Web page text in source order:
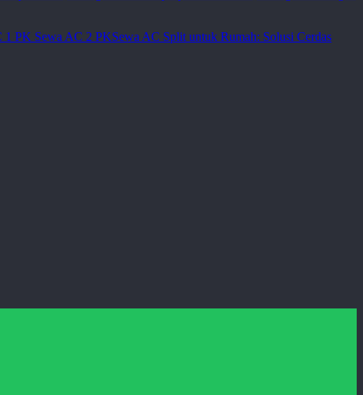
Sewa AC Split untuk Rumah: Solusi Cerdas